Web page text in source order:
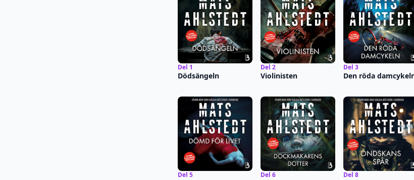
Del 1
Dödsängeln
Del 2
Violinisten
Del 3
Den röda
Del 5 Del 6 Del 8